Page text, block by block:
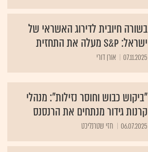
בשורה חיובית לדירוג האשראי של
ישראל: S&P מעלה את התחזית
07.11.2025 אורן דורי
"ביקוש כבוש וחוסר נזילות": מנהלי
קרנות גידור מנתחים את הרנסנס
06.07.2025 חזי שטרנליכט